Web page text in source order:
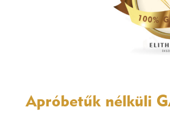
Apróbetűk nélküli